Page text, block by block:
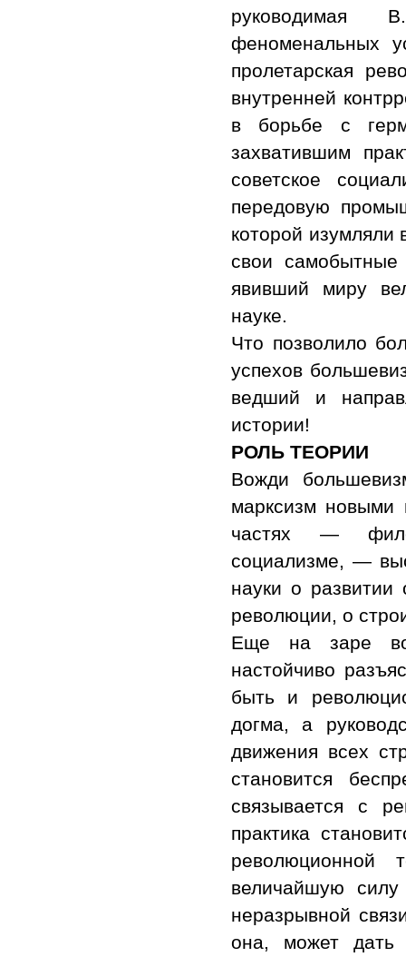
руководимая
феноменальных
пролетарская
внутренней
в борьбе с
захватившим
советское
передовую
которой изумляли
свои самобытные
явивший миру
науке.
Что позволило
успехов
ведший и
истории!
РОЛЬ ТЕОРИИ
Вожди
марксизм новыми
частях —
социализме, —
науки о
революции, о
Еще на заре
настойчиво
быть и
догма, а
движения всех
становится
связывается с
практика
революционной
величайшую
неразрывной
она, может дать